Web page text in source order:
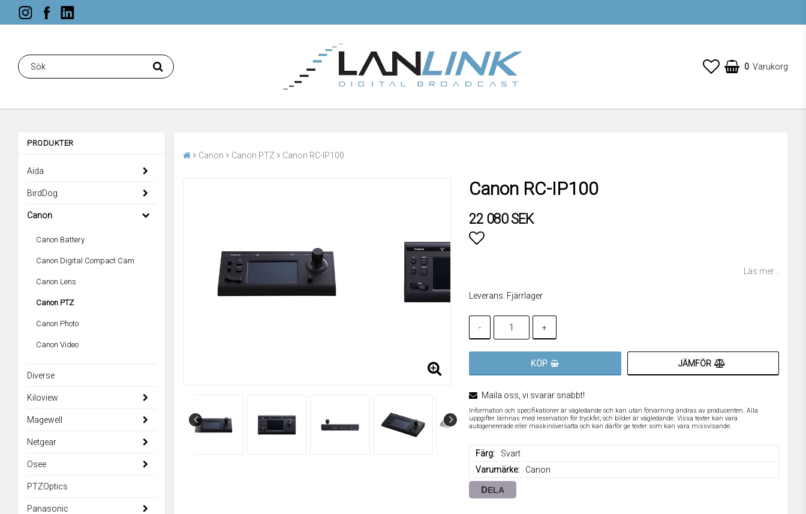
0 Varukorg
PRODUKTER
Aida
BirdDog
Canon
Canon Battery
Canon Digital Compact Cam
Canon Lens
Canon PTZ
Canon Photo
Canon Video
Diverse
Kiloview
Magewell
Netgear
Osee
PTZOptics
Panasonic
Canon Canon PTZ Canon RC-IP100
Canon RC-IP100
22 080 SEK
Läs mer...
Leverans: Fjärrlager
- +
KÖP JÄMFÖR
Maila oss, vi svarar snabbt!
Information och specifikationer är vägledande och kan utan förvarning ändras av producenten. Alla
uppgifter lämnas med reservation för tryckfel, och bilder är vägledande. Vissa texter kan vara
autogenererade eller maskinöversatta och kan därför ge texter som kan vara missvisande.
Färg
Svart
Varumärke
Canon
DELA